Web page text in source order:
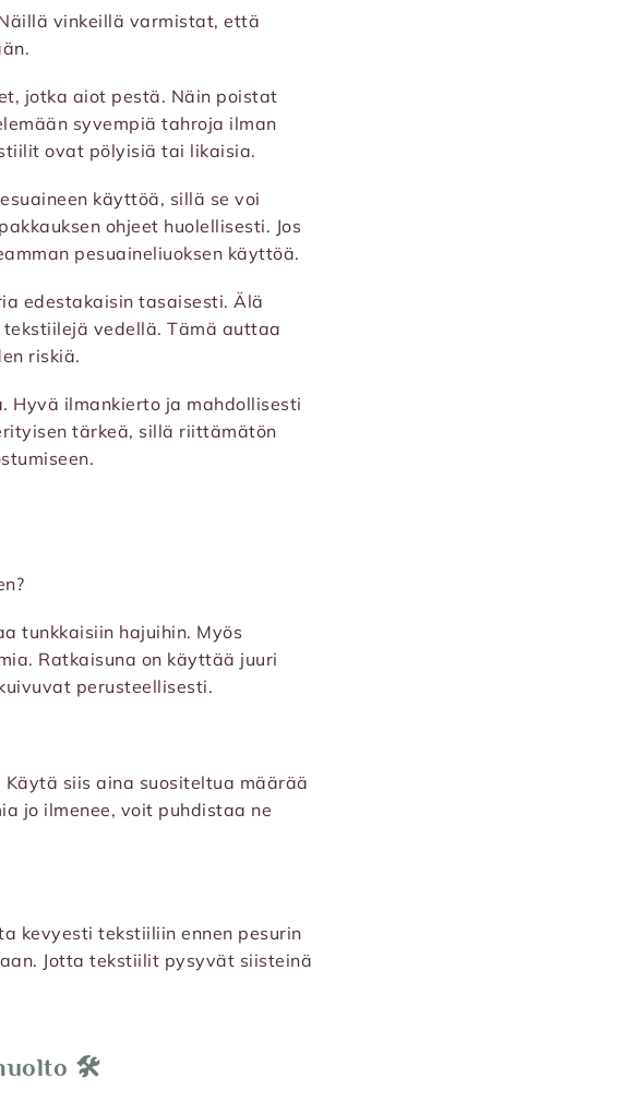
vinkeillä varmistat, että
jotka aiot pestä. Näin poistat
syvempiä tahroja ilman
ovat pölyisiä tai likaisia.
käyttöä, sillä se voi
ohjeet huolellisesti. Jos
pesuaineliuoksen käyttöä.
edestakaisin tasaisesti. Älä
vedellä. Tämä auttaa
riskiä.
Hyvä ilmankierto ja mahdollisesti
tärkeä, sillä riittämätön
tunkkaisiin hajuihin. Myös
Ratkaisuna on käyttää juuri
perusteellisesti.
siis aina suositeltua määrää
jo ilmenee, voit puhdistaa ne
kevyesti tekstiiliin ennen pesurin
Jotta tekstiilit pysyvät siisteinä
🛠️